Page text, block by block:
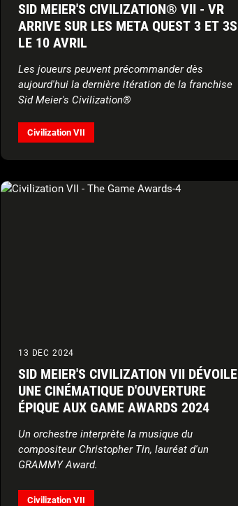
SID MEIER'S CIVILIZATION® VII - VR
ARRIVE SUR LES META QUEST 3 ET 3S
LE 10 AVRIL
Les joueurs peuvent précommander dès
aujourd'hui la dernière itération de la franchise
Sid Meier's Civilization®
Civilization VII
13 DEC 2024
SID MEIER'S CIVILIZATION VII DÉVOILE
UNE CINÉMATIQUE D'OUVERTURE
ÉPIQUE AUX GAME AWARDS 2024
Un orchestre interprète la musique du
compositeur Christopher Tin, lauréat d'un
GRAMMY Award.
Civilization VII